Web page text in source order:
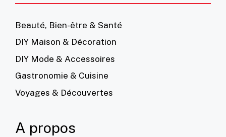
Beauté, Bien-être & Santé
DIY Maison & Décoration
DIY Mode & Accessoires
Gastronomie & Cuisine
Voyages & Découvertes
A propos